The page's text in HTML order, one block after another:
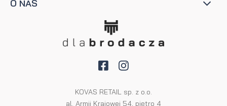
O NAS
KOVAS RETAIL sp. z o.o.
al. Armii Krajowej 54, piętro 4